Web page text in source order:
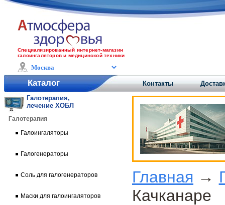
Специализированный интернет-магазин
галоингаляторов и медицинской техники
Каталог Контакты
Галотерапия,
лечение ХОБЛ
Галотерапия
Галоингаляторы
Галогенераторы
Соль для галогенераторов
Маски для галоингаляторов
Главная →
Качканаре